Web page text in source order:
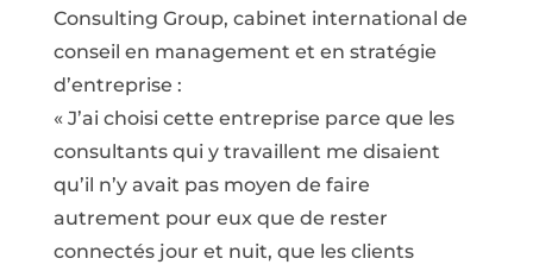
Consulting Group, cabinet international de
conseil en management et en stratégie
d’entreprise :
« J’ai choisi cette entreprise parce que les
consultants qui y travaillent me disaient
qu’il n’y avait pas moyen de faire
autrement pour eux que de rester
connectés jour et nuit, que les clients